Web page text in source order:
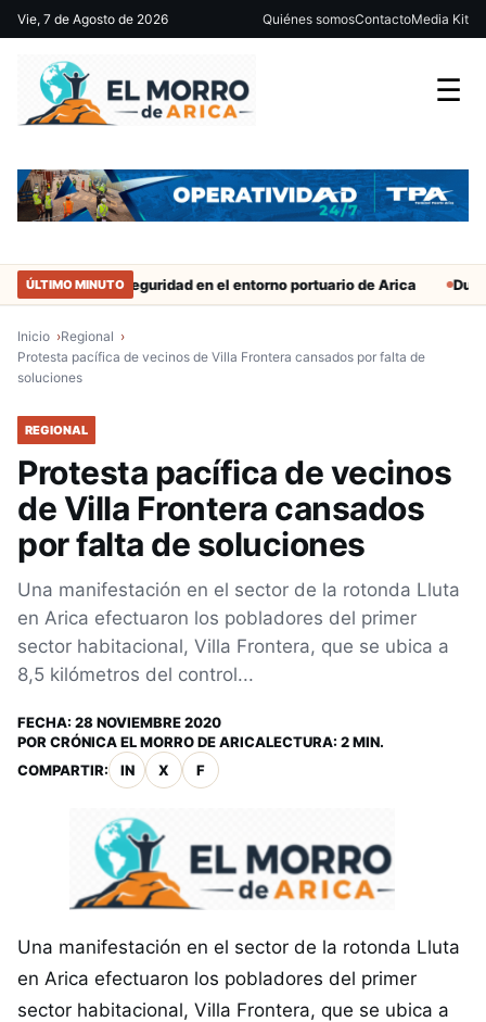
Vie, 7 de Agosto de 2026 Quiénes somosContactoMedia Kit
☰
ÚLTIMO MINUTO
seguridad en el entorno portuario de Arica Duro
Inicio
Regional
Protesta pacífica de vecinos de Villa Frontera cansados por falta de
soluciones
REGIONAL
Protesta pacífica de vecinos
de Villa Frontera cansados
por falta de soluciones
Una manifestación en el sector de la rotonda Lluta
en Arica efectuaron los pobladores del primer
sector habitacional, Villa Frontera, que se ubica a
8,5 kilómetros del control...
FECHA: 28 NOVIEMBRE 2020
POR CRÓNICA EL MORRO DE ARICALECTURA: 2 MIN.
COMPARTIR:
IN X F
Una manifestación en el sector de la rotonda Lluta
en Arica efectuaron los pobladores del primer
sector habitacional, Villa Frontera, que se ubica a